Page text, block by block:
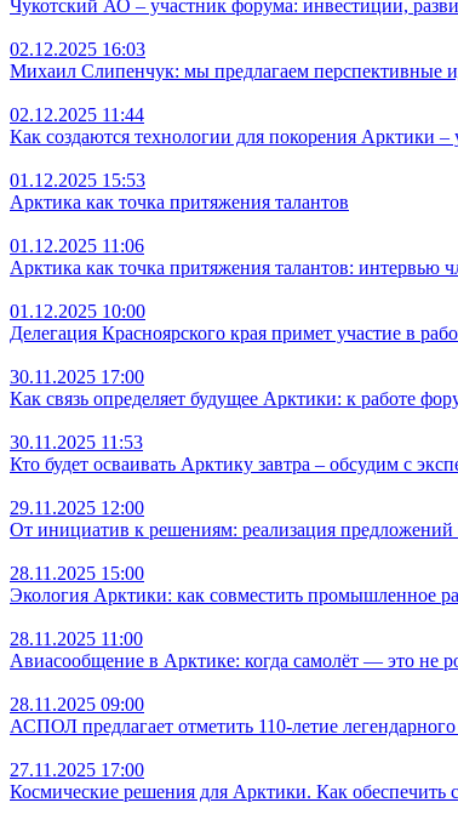
Чукотский АО – участник форума: инвестиции,
02.12.2025 16:03
Михаил Слипенчук: мы предлагаем перспективные
02.12.2025 11:44
Как создаются технологии для покорения Арктики –
01.12.2025 15:53
Арктика как точка притяжения талантов
01.12.2025 11:06
Арктика как точка притяжения талантов:
01.12.2025 10:00
Делегация Красноярского края примет участие в
30.11.2025 17:00
Как связь определяет будущее Арктики: к работе
30.11.2025 11:53
Кто будет осваивать Арктику завтра – обсудим с
29.11.2025 12:00
От инициатив к решениям: реализация предложений
28.11.2025 15:00
Экология Арктики: как совместить промышленное
28.11.2025 11:00
Авиасообщение в Арктике: когда самолёт — это не
28.11.2025 09:00
АСПОЛ предлагает отметить 110-летие
27.11.2025 17:00
Космические решения для Арктики. Как обеспечить